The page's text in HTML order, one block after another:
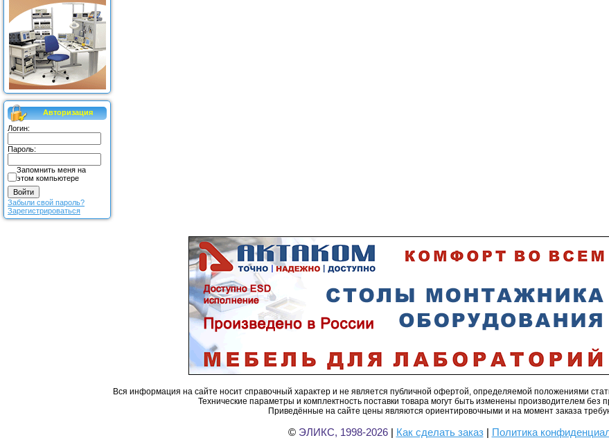
Авторизация
Логин:
Пароль:
Запомнить меня на
этом компьютере
Забыли свой пароль?
Зарегистрироваться
Вся информация на сайте носит справочный характер и не является публичной офертой, определяемой положениями
Технические параметры и комплектность поставки товара могут быть изменены производителем без
Приведённые на сайте цены являются ориентировочными и на момент заказа
© ЭЛИКС, 1998-2026| Как сделать заказ| Политика